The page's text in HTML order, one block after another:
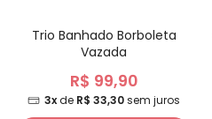
Trio Banhado Borboleta
Vazada
R$ 99,90
3xde R$ 33,30sem juros